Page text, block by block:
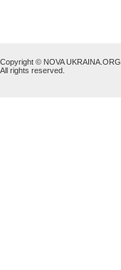
Copyright © NOVA UKRAINA.ORG
All rights reserved.